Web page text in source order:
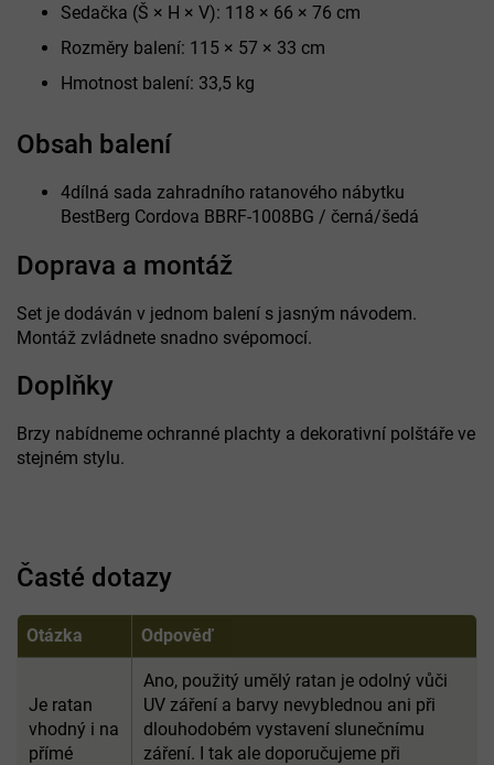
Sedačka (Š × H × V): 118 × 66 × 76 cm
Rozměry balení: 115 × 57 × 33 cm
Hmotnost balení: 33,5 kg
Obsah balení
4dílná sada zahradního ratanového nábytku
BestBerg Cordova BBRF-1008BG / černá/šedá
Doprava a montáž
Set je dodáván v jednom balení s jasným návodem.
Montáž zvládnete snadno svépomocí.
Doplňky
Brzy nabídneme ochranné plachty a dekorativní polštáře ve
stejném stylu.
Časté dotazy
Otázka Odpověď
Je ratan
vhodný i na
přímé
Ano, použitý umělý ratan je odolný vůči
UV záření a barvy nevyblednou ani při
dlouhodobém vystavení slunečnímu
záření. I tak ale doporučujeme při